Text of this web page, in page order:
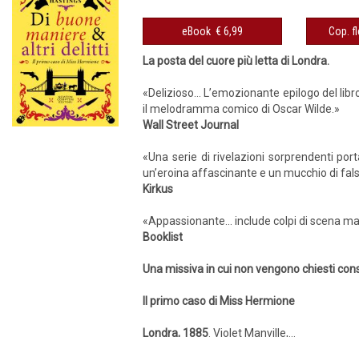
eBook € 6,99
La posta del cuore più letta di Londra.
«Delizioso... L’emozionante epilogo del
il melodramma comico di Oscar Wilde.»
Wall Street Journal
«Una serie di rivelazioni sorprendenti
un’eroina affascinante e un mucchio di
Kirkus
«Appassionante... include colpi di scena
Booklist
Una missiva in cui non vengono chiesti
Il primo caso di Miss Hermione
Londra, 1885 . Violet Manville,...